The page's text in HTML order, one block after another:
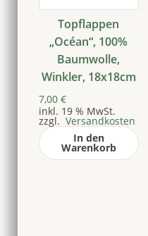
Topflappen
„Océan“, 100%
Baumwolle,
Winkler, 18x18cm
7,00 €
inkl. 19 % MwSt.
zzgl. Versandkosten
In den
Warenkorb